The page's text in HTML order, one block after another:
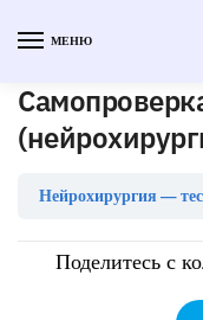
МЕНЮ
Нейрохирургия —
Поделитесь с